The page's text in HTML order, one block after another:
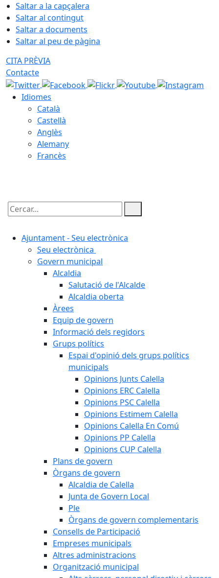
Saltar a la capçalera
Saltar al contingut
Saltar a documents
Saltar al peu de pàgina
CITA PRÈVIA
Contacte
Idiomes
Català
Castellà
Anglès
Alemany
Francès
Cercar:
Ajuntament - Seu electrònica
Seu electrònica
Govern municipal
Alcaldia
Salutació de l'Alcalde
Alcaldia oberta
Àrees
Equip de govern
Informació dels regidors
Grups polítics
Espai d'opinió dels grups polítics
municipals
Opinions Junts Calella
Opinions ERC Calella
Opinions PSC Calella
Opinions Estimem Calella
Opinions Calella En Comú
Opinions PP Calella
Opinions CUP Calella
Plans de govern
Òrgans de govern
Alcaldia de Calella
Junta de Govern Local
Ple
Òrgans de govern complementaris
Consells de Participació
Empreses municipals
Altres administracions
Organització municipal